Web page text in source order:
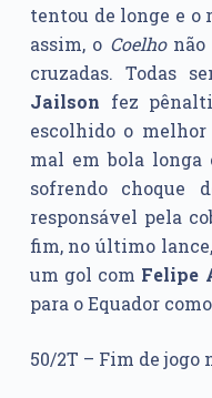
tentou de longe e o
assim, o Coelhonão
cruzadas. Todas
Jailson fez
escolhido o
mal em bola longa
sofrendo choque
responsável pela
fim, no último
um gol com Felipe
para o Equador
50/2T – Fim de jogo